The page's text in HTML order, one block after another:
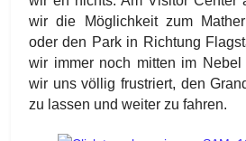
wir die Möglichkeit zum
oder den Park in Richtung
wir immer noch mitten im Nebel
wir uns völlig frustriert, den
zu lassen und weiter zu fahren.